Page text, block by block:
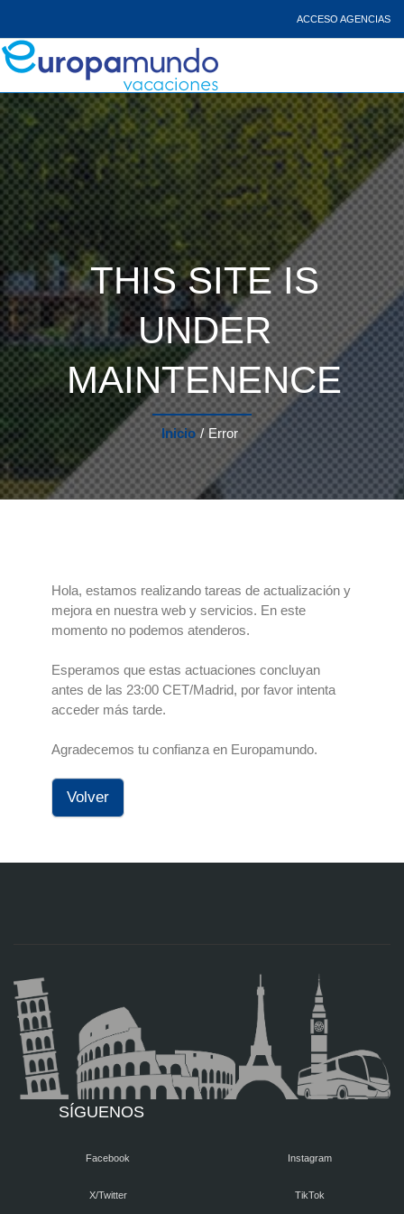
ACCESO AGENCIAS
THIS SITE IS
UNDER
MAINTENENCE
Inicio / Error
Hola, estamos realizando tareas de actualización y
mejora en nuestra web y servicios. En este
momento no podemos atenderos.
Esperamos que estas actuaciones concluyan
antes de las 23:00 CET/Madrid, por favor intenta
acceder más tarde.
Agradecemos tu confianza en Europamundo.
Volver
SÍGUENOS
Facebook
X/Twitter
Instagram
TikTok